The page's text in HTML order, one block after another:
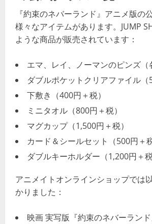
『約束のネバーランド』アニメ版の
様々なアイテムがあります。JUMP
ような商品が販売されています：
エマ、レイ、ノーマンのピンズ（
ダブルポケットクリアファイル（
下敷き（400円＋税）
ミニタオル（800円＋税）
マグカップ（1,500円＋税）
カード＆シールセット（500円＋税
ダブルキーホルダー（1,200円＋税
アニメイトオンラインショップでは
かりました：
映画 実写版『約束のネバーラン